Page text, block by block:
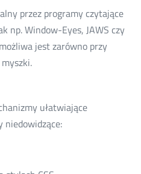
przez programy czytające
np. Window-Eyes, JAWS czy
jest zarówno przy
ułatwiające
niedowidzące: